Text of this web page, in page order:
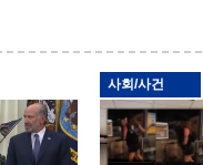
사회/사건